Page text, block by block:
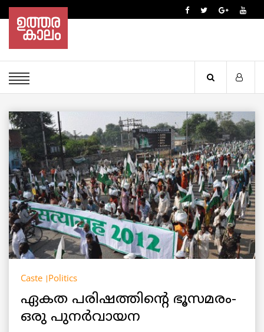
Caste Politics
ഏകത പരിഷത്തിന്റെ ഭൂസമരം-
ഒരു പുനര്‍വായന